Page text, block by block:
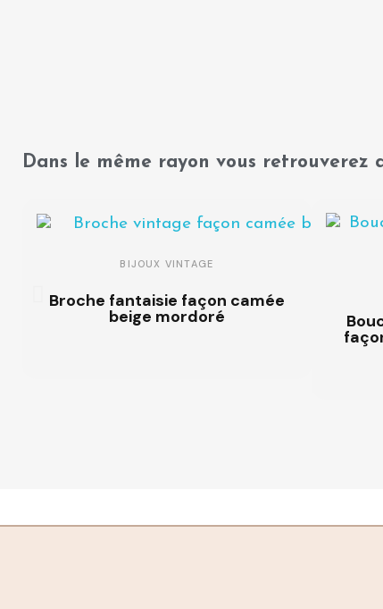
Dans le même rayon vous retrouverez
BIJOUX VINTAGE
Broche fantaisie façon camée
beige mordoré